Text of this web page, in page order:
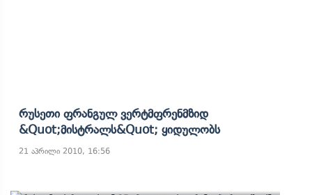
Რუსეთი Ფრანგულ Ვერტმფრენმზიდ
&quot;მისტრალს&quot; Ყიდულობს
21 აპრილი 2010, 16:56